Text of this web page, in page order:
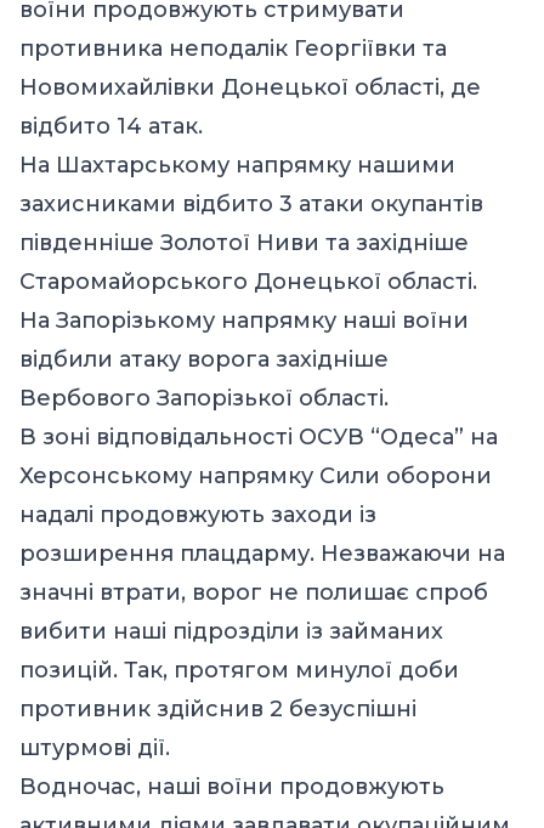
воїни продовжують стримувати
противника неподалік Георгіївки та
Новомихайлівки Донецької області, де
відбито 14 атак.
На Шахтарському напрямку нашими
захисниками відбито 3 атаки окупантів
південніше Золотої Ниви та західніше
Старомайорського Донецької області.
На Запорізькому напрямку наші воїни
відбили атаку ворога західніше
Вербового Запорізької області.
В зоні відповідальності ОСУВ “Одеса” на
Херсонському напрямку Сили оборони
надалі продовжують заходи із
розширення плацдарму. Незважаючи на
значні втрати, ворог не полишає спроб
вибити наші підрозділи із займаних
позицій. Так, протягом минулої доби
противник здійснив 2 безуспішні
штурмові дії.
Водночас, наші воїни продовжують